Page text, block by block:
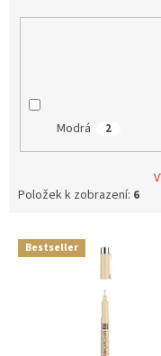
Modrá 2
Položek k zobrazení: 6
V Bestseller